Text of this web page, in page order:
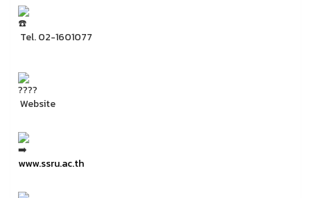
Tel. 02-1601077
Website
www.ssru.ac.th